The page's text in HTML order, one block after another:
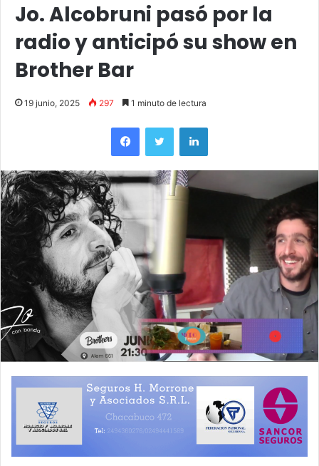
Jo. Alcobruni pasó por la
radio y anticipó su show en
Brother Bar
19 junio, 2025 297 1 minuto de lectura